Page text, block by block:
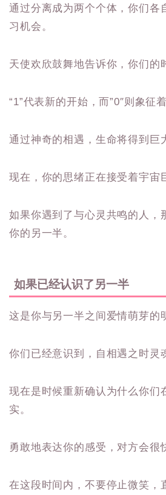
通过分离成为两个个体，你们各
习机会。
天使欢欣鼓舞地告诉你，你们的
“1”代表新的开始，而”0″则象征
通过神奇的相遇，生命将得到巨
现在，你的思绪正在接受着宇宙
如果你遇到了与心灵共鸣的人，
你的另一半。
如果已经认识了另一半
这是你与另一半之间爱情萌芽的
你们已经意识到，自相遇之时灵
现在是时候重新确认为什么你们
实。
勇敢地表达你的感受，对方会很
在这段时间内，不要停止微笑，